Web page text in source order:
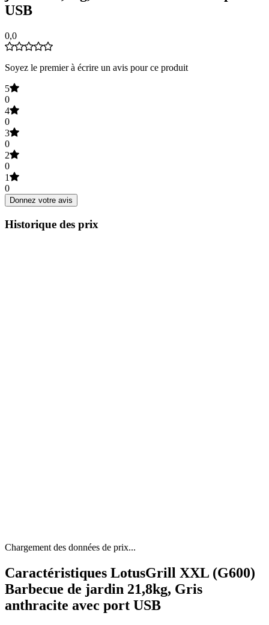
USB
0,0
Soyez le premier à écrire un avis pour ce produit
5
0
4
0
3
0
2
0
1
0
Donnez votre avis
Historique des prix
Chargement des données de prix...
Caractéristiques LotusGrill XXL (G600)
Barbecue de jardin 21,8kg, Gris
anthracite avec port USB